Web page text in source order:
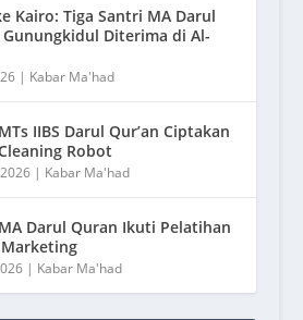
Kairo: Tiga Santri MA Darul
Gunungkidul Diterima di Al-
| Kabar Ma'had
IIBS Darul Qur’an Ciptakan
Robot
| Kabar Ma'had
Darul Quran Ikuti Pelatihan
| Kabar Ma'had